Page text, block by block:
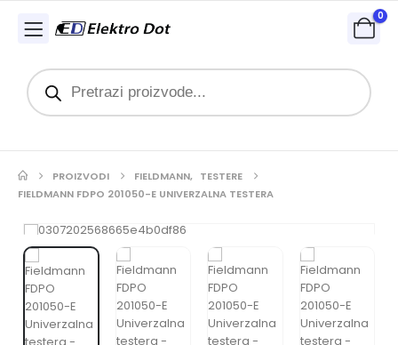
0
PROIZVODI FIELDMANN, TESTERE
FIELDMANN FDPO 201050-E UNIVERZALNA TESTERA